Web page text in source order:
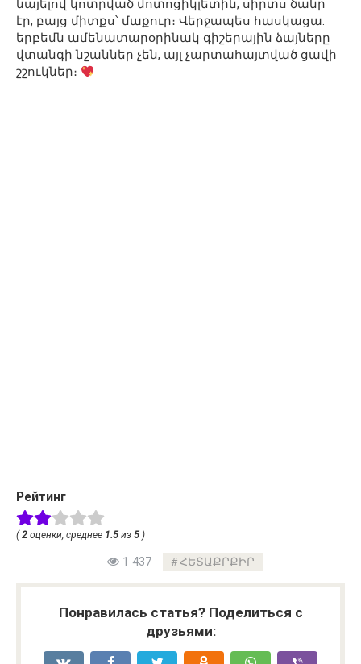
նայելով կոտրված մոտոցիկլետին, սիրտս ծանր
էր, բայց միտքս՝ մաքուր։ Վերջապես հասկացա.
երբեմն ամենատարօրինակ գիշերային ձայները
վտանգի նշաններ չեն, այլ չարտահայտված ցավի
շշուկներ։
Рейтинг
(2 оценки, среднее 1.5 из 5 )
1 437 ՀԵՏԱՔՐՔԻՐ
Понравилась статья? Поделиться с
друзьями: